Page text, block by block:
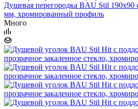
Душевая перегородка BAU Stil 190х90
мм, хромированный профиль
Много